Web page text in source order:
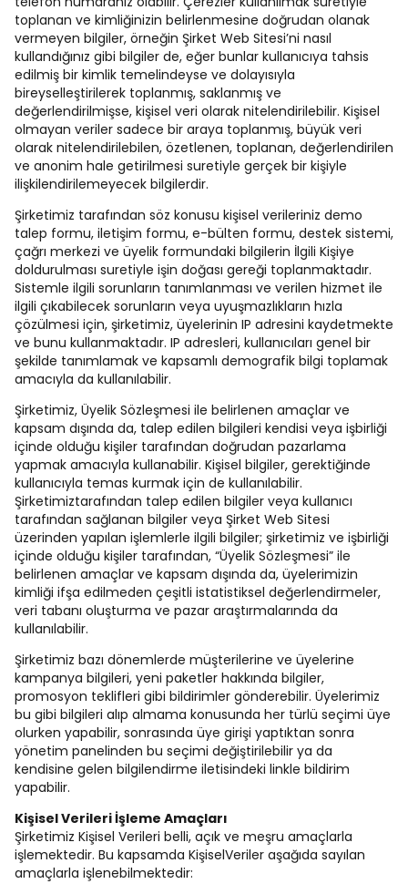
toplanan ve kimliğinizin belirlenmesine doğrudan olanak
vermeyen bilgiler, örneğin Şirket Web Sitesi’ni nasıl
kullandığınız gibi bilgiler de, eğer bunlar kullanıcıya tahsis
edilmiş bir kimlik temelindeyse ve dolayısıyla
bireyselleştirilerek toplanmış, saklanmış ve
değerlendirilmişse, kişisel veri olarak nitelendirilebilir. Kişisel
olmayan veriler sadece bir araya toplanmış, büyük veri
olarak nitelendirilebilen, özetlenen, toplanan, değerlendirilen
ve anonim hale getirilmesi suretiyle gerçek bir kişiyle
ilişkilendirilemeyecek bilgilerdir.
Şirketimiz tarafından söz konusu kişisel verileriniz demo
talep formu, iletişim formu, e-bülten formu, destek sistemi,
çağrı merkezi ve üyelik formundaki bilgilerin İlgili Kişiye
doldurulması suretiyle işin doğası gereği toplanmaktadır.
Sistemle ilgili sorunların tanımlanması ve verilen hizmet ile
ilgili çıkabilecek sorunların veya uyuşmazlıkların hızla
çözülmesi için, şirketimiz, üyelerinin IP adresini kaydetmekte
ve bunu kullanmaktadır. IP adresleri, kullanıcıları genel bir
şekilde tanımlamak ve kapsamlı demografik bilgi toplamak
amacıyla da kullanılabilir.
Şirketimiz, Üyelik Sözleşmesi ile belirlenen amaçlar ve
kapsam dışında da, talep edilen bilgileri kendisi veya işbirliği
içinde olduğu kişiler tarafından doğrudan pazarlama
yapmak amacıyla kullanabilir. Kişisel bilgiler, gerektiğinde
kullanıcıyla temas kurmak için de kullanılabilir.
Şirketimiztarafından talep edilen bilgiler veya kullanıcı
tarafından sağlanan bilgiler veya Şirket Web Sitesi
üzerinden yapılan işlemlerle ilgili bilgiler; şirketimiz ve işbirliği
içinde olduğu kişiler tarafından, “Üyelik Sözleşmesi” ile
belirlenen amaçlar ve kapsam dışında da, üyelerimizin
kimliği ifşa edilmeden çeşitli istatistiksel değerlendirmeler,
veri tabanı oluşturma ve pazar araştırmalarında da
kullanılabilir.
Şirketimiz bazı dönemlerde müşterilerine ve üyelerine
kampanya bilgileri, yeni paketler hakkında bilgiler,
promosyon teklifleri gibi bildirimler gönderebilir. Üyelerimiz
bu gibi bilgileri alıp almama konusunda her türlü seçimi üye
olurken yapabilir, sonrasında üye girişi yaptıktan sonra
yönetim panelinden bu seçimi değiştirilebilir ya da
kendisine gelen bilgilendirme iletisindeki linkle bildirim
yapabilir.
Kişisel Verileri İşleme Amaçları
Şirketimiz Kişisel Verileri belli, açık ve meşru amaçlarla
işlemektedir. Bu kapsamda KişiselVeriler aşağıda sayılan
amaçlarla işlenebilmektedir: